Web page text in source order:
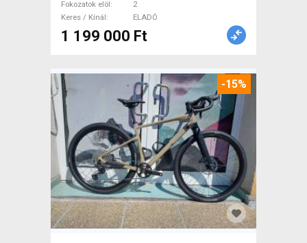
Fokozatok elöl
2
Keres / Kínál
ELADÓ
1 199 000 Ft
-15%